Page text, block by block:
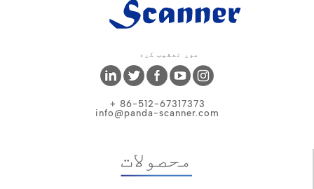
موږ تعقیب کړه
+ 86-512-67317373
info@panda-scanner.com
محصولات